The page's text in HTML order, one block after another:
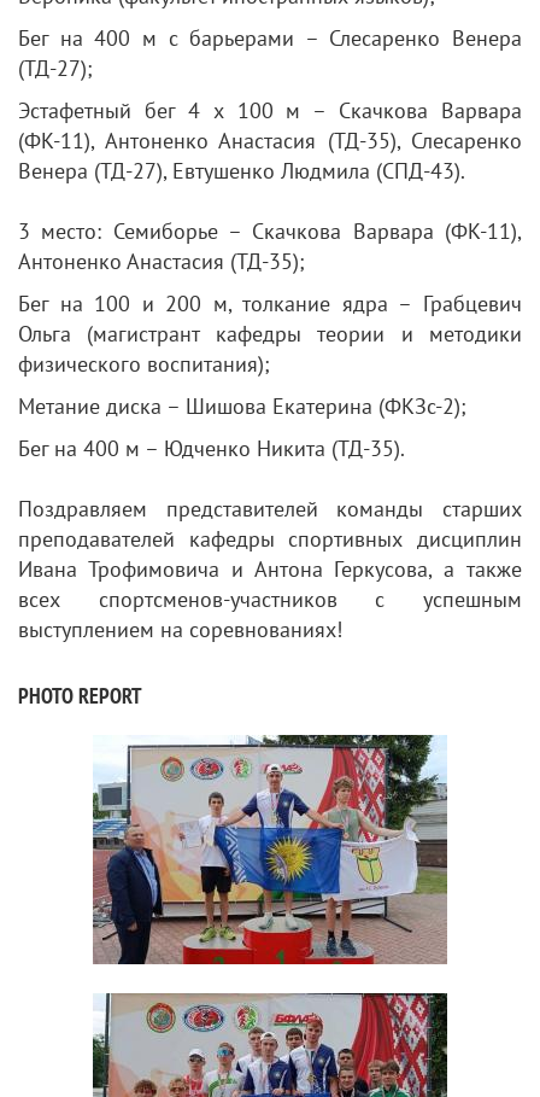
Бег на 400 м с барьерами – Слесаренко Венера
(ТД-27);
Эстафетный бег 4 х 100 м – Скачкова Варвара
(ФК-11), Антоненко Анастасия (ТД-35), Слесаренко
Венера (ТД-27), Евтушенко Людмила (СПД-43).
3 место: Семиборье – Скачкова Варвара (ФК-11),
Антоненко Анастасия (ТД-35);
Бег на 100 и 200 м, толкание ядра – Грабцевич
Ольга (магистрант кафедры теории и методики
физического воспитания);
Метание диска – Шишова Екатерина (ФКЗс-2);
Бег на 400 м – Юдченко Никита (ТД-35).
Поздравляем представителей команды старших
преподавателей кафедры спортивных дисциплин
Ивана Трофимовича и Антона Геркусова, а также
всех спортсменов-участников с успешным
выступлением на соревнованиях!
PHOTO REPORT